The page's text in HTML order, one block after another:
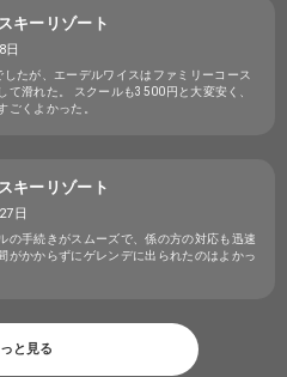
キーリゾート
日
したが、エーデルワイスはファミリーコース
て滑れた。 スクールも3500円と大変安く、
ごくよかった。
キーリゾート
日
の手続きがスムーズで、係の方の対応も迅速
がかからずにゲレンデに出られたのはよかっ
と見る